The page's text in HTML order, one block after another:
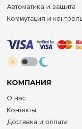
КОМПАНИЯ
О нас
Контакты
Доставка и оплата
Автоматика и защита
Коммутация и